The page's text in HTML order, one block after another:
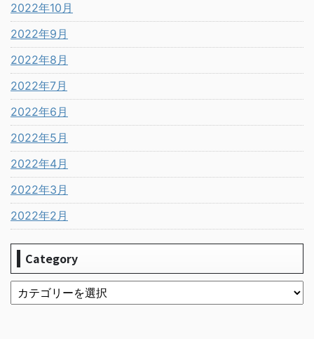
2022年10月
2022年9月
2022年8月
2022年7月
2022年6月
2022年5月
2022年4月
2022年3月
2022年2月
Category